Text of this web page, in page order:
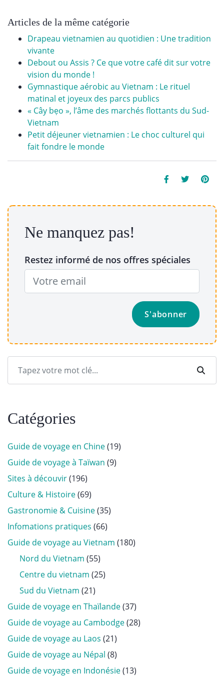
Articles de la même catégorie
Drapeau vietnamien au quotidien : Une tradition
vivante
Debout ou Assis ? Ce que votre café dit sur votre
vision du monde !
Gymnastique aérobic au Vietnam : Le rituel
matinal et joyeux des parcs publics
« Cây bẹo », l’âme des marchés flottants du Sud-
Vietnam
Petit déjeuner vietnamien : Le choc culturel qui
fait fondre le monde
Ne manquez pas!
Restez informé de nos offres spéciales
Catégories
Guide de voyage en Chine(19)
Guide de voyage à Taïwan (9)
Sites à découvir(196)
Culture & Histoire(69)
Gastronomie & Cuisine(35)
Infomations pratiques (66)
Guide de voyage au Vietnam (180)
Nord du Vietnam (55)
Centre du vietnam (25)
Sud du Vietnam (21)
Guide de voyage en Thaïlande(37)
Guide de voyage au Cambodge(28)
Guide de voyage au Laos (21)
Guide de voyage au Népal (8)
Guide de voyage en Indonésie(13)